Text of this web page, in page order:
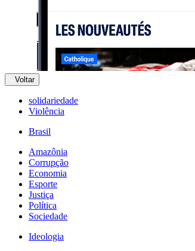
Voltar
solidariedade
Violência
Brasil
Amazônia
Corrupção
Economia
Esporte
Justiça
Política
Sociedade
Ideologia